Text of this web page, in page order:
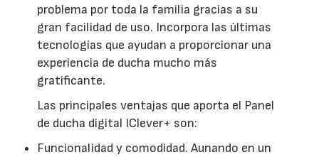
problema por toda la familia gracias a su
gran facilidad de uso. Incorpora las últimas
tecnologías que ayudan a proporcionar una
experiencia de ducha mucho más
gratificante.
Las principales ventajas que aporta el Panel
de ducha digital IClever+ son:
Funcionalidad y comodidad. Aunando en un